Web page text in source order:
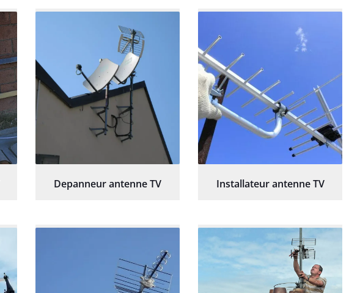
Depanneur antenne TV Installateur antenne TV